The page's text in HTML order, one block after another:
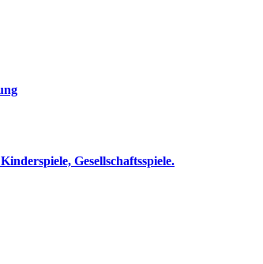
Gesellschaftsspiele.